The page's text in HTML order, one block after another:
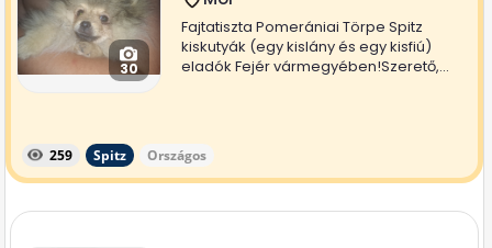
30
Fajtatiszta Pomerániai Törpe Spitz
kiskutyák (egy kislány és egy kisfiú)
eladók Fejér vármegyében!Szerető,...
259 Spitz Országos